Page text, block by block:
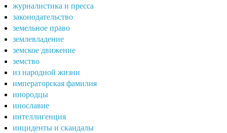
журналистика и пресса
законодательство
земельное право
землевладение
земское движение
земство
из народной жизни
императорская фамилия
инородцы
инославие
интеллигенция
инциденты и скандалы